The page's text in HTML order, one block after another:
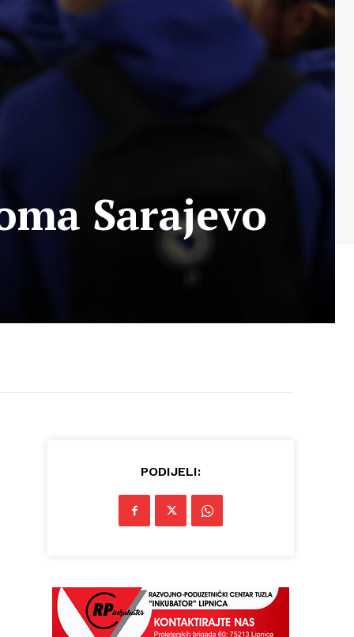
Sarajevo
PODIJELI: